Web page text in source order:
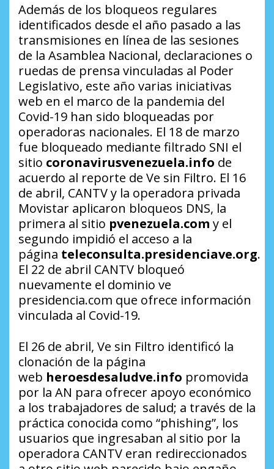
Además de los bloqueos regulares
identificados desde el año pasado a las
transmisiones en línea de las sesiones
de la Asamblea Nacional, declaraciones o
ruedas de prensa vinculadas al Poder
Legislativo, este año varias iniciativas
web en el marco de la pandemia del
Covid-19 han sido bloqueadas por
operadoras nacionales. El 18 de marzo
fue bloqueado mediante filtrado SNI el
sitio coronavirusvenezuela.info de
acuerdo al reporte de Ve sin Filtro. El 16
de abril, CANTV y la operadora privada
Movistar aplicaron bloqueos DNS, la
primera al sitio pvenezuela.com y el
segundo impidió el acceso a la
página teleconsulta.presidenciave.org.
El 22 de abril CANTV bloqueó
nuevamente el dominio ve
presidencia.com que ofrece información
vinculada al Covid-19.
El 26 de abril, Ve sin Filtro identificó la
clonación de la página
web heroesdesaludve.info promovida
por la AN para ofrecer apoyo económico
a los trabajadores de salud; a través de la
práctica conocida como “phishing”, los
usuarios que ingresaban al sitio por la
operadora CANTV eran redireccionados